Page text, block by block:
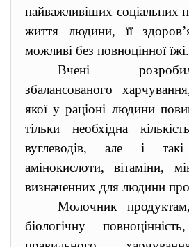
найважливіших соціальних
життя людини, її
можливі без повноцінної їжі.
Вчені
збалансованого
якої у раціоні людини
тільки необхідна
вуглеводів, але і
амінокислоти, вітаміни,
визначенних для людини
Молочник
біологічну